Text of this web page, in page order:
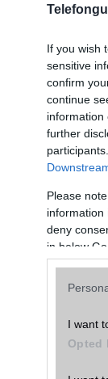
If you wish
sensitive
confirm
continue
information
further
Please
information
deny
in below
I want
Opted
Olvasson
A cikkhez
GSM Arena
Új és Használt